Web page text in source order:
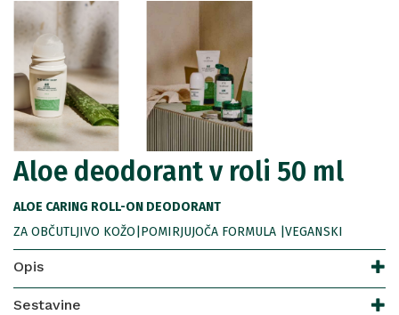
Aloe deodorant v roli 50 ml
ALOE CARING ROLL-ON DEODORANT
ZA OBČUTLJIVO KOŽO|POMIRJUJOČA FORMULA |VEGANSKI
Opis
Sestavine